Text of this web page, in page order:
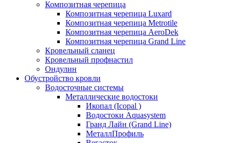
Композитная черепица
Композитная черепица Luxard
Композитная черепица Metrotile
Композитная черепица AeroDek
Композитная черепица Grand Line
Кровельный сланец
Кровельный профнастил
Ондулин
Обустройство кровли
Водосточные системы
Металлические водостоки
Икопал (Icopal )
Водостоки Aquasystem
Гранд Лайн (Grand Line)
МеталлПрофиль